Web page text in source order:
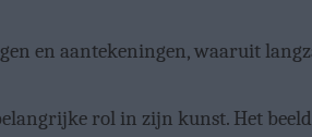
en aantekeningen, waaruit
rol in zijn kunst. Het